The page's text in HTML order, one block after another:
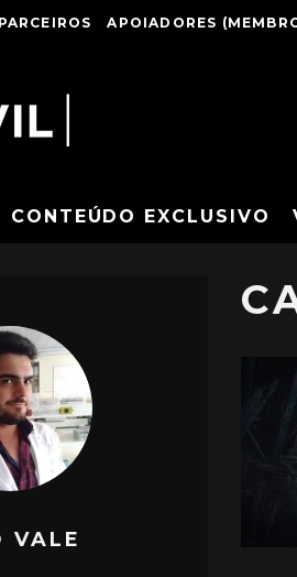
PARCEIROS APOIADORES
CONTEÚDO EXCLUSIVO
VALE